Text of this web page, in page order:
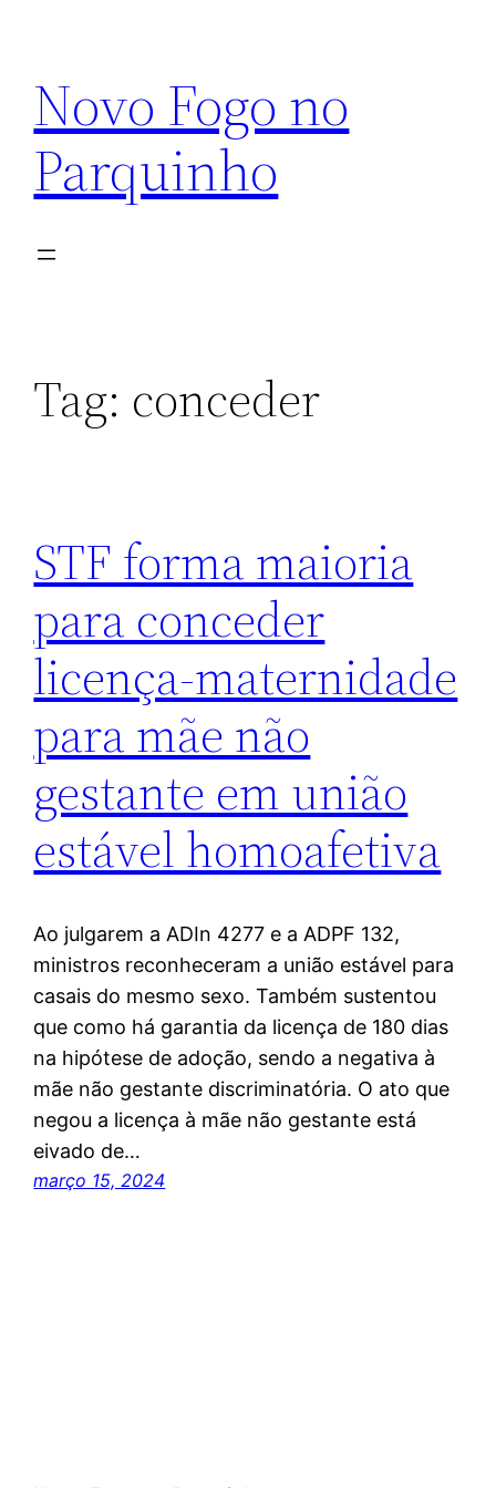
conteúdo
Novo Fogo no
Parquinho
Tag: conceder
STF forma maioria
para conceder
licença-maternidade
para mãe não
gestante em união
estável homoafetiva
Ao julgarem a ADIn 4277 e a ADPF 132,
ministros reconheceram a união estável para
casais do mesmo sexo. Também sustentou
que como há garantia da licença de 180 dias
na hipótese de adoção, sendo a negativa à
mãe não gestante discriminatória. O ato que
negou a licença à mãe não gestante está
eivado de…
março 15, 2024